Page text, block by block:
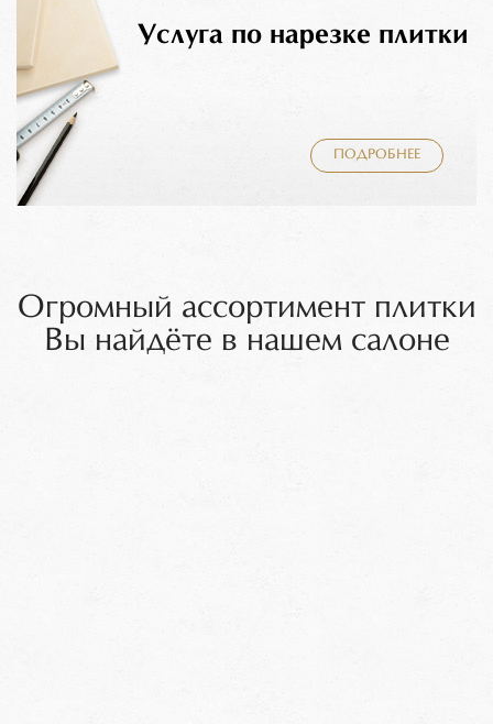
Услуга по нарезке плитки
ПОДРОБНЕЕ
Огромный ассортимент плитки
Вы найдёте в нашем салоне